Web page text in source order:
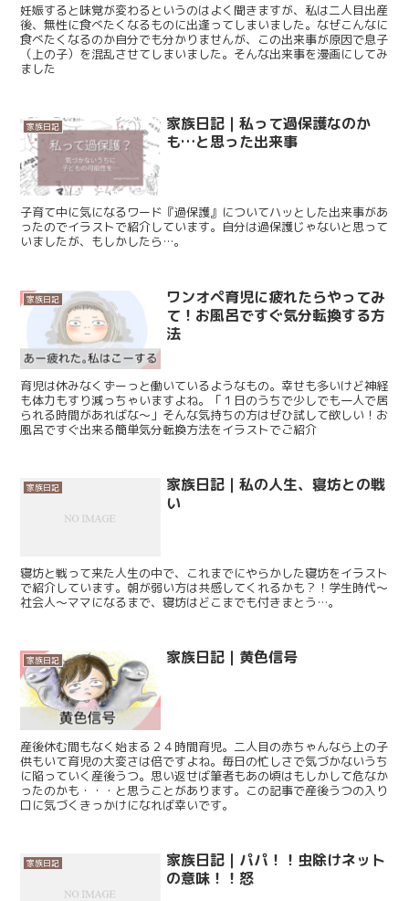
妊娠すると味覚が変わるというのはよく聞きますが、私は二人目出産
後、無性に食べたくなるものに出逢ってしまいました。なぜこんなに
食べたくなるのか自分でも分かりませんが、この出来事が原因で息子
（上の子）を混乱させてしまいました。そんな出来事を漫画にしてみ
ました
家族日記
家族日記｜私って過保護なのか
も…と思った出来事
子育て中に気になるワード『過保護』についてハッとした出来事があ
ったのでイラストで紹介しています。自分は過保護じゃないと思って
いましたが、もしかしたら…。
家族日記
ワンオペ育児に疲れたらやってみ
て！お風呂ですぐ気分転換する方
法
育児は休みなくずーっと働いているようなもの。幸せも多いけど神経
も体力もすり減っちゃいますよね。「１日のうちで少しでも一人で居
られる時間があればな〜」そんな気持ちの方はぜひ試して欲しい！お
風呂ですぐ出来る簡単気分転換方法をイラストでご紹介
家族日記
家族日記｜私の人生、寝坊との戦
い
寝坊と戦って来た人生の中で、これまでにやらかした寝坊をイラスト
で紹介しています。朝が弱い方は共感してくれるかも？！学生時代〜
社会人〜ママになるまで、寝坊はどこまでも付きまとう…。
家族日記 家族日記｜黄色信号
産後休む間もなく始まる２４時間育児。二人目の赤ちゃんなら上の子
供もいて育児の大変さは倍ですよね。毎日の忙しさで気づかないうち
に陥っていく産後うつ。思い返せば筆者もあの頃はもしかして危なか
ったのかも・・・と思うことがあります。この記事で産後うつの入り
口に気づくきっかけになれば幸いです。
家族日記
家族日記｜パパ！！虫除けネット
の意味！！怒